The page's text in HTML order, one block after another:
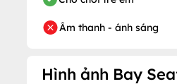
Âm thanh - ánh sáng
Hình ảnh Bay